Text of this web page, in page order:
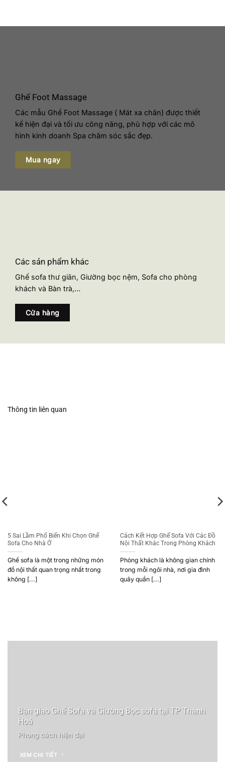
Ghế Foot Massage
Các mẫu Ghế Foot Massage ( Mát xa chân) được thiết
kế hiện đại và tối ưu công năng, phù hợp với các mô
hình kinh doanh Spa chăm sóc sắc đẹp.
Mua ngay
Các sản phẩm khác
Ghế sofa thư giãn, Giường bọc nệm, Sofa cho phòng
khách và Bàn trà,…
Cửa hàng
Thông tin liên quan
5 Sai Lầm Phổ Biến Khi Chọn Ghế
Sofa Cho Nhà Ở
Ghế sofa là một trong những món
đồ nội thất quan trọng nhất trong
không [...]
Cách Kết Hợp Ghế Sofa Với Các Đồ
Nội Thất Khác Trong Phòng Khách
Phòng khách là không gian chính
trong mỗi ngôi nhà, nơi gia đình
quây quần [...]
Bàn giao Ghế Sofa và Giường Bọc sofa tại TP Thanh
Hoá
Phong cách hiện đại
XEM CHI TIẾT